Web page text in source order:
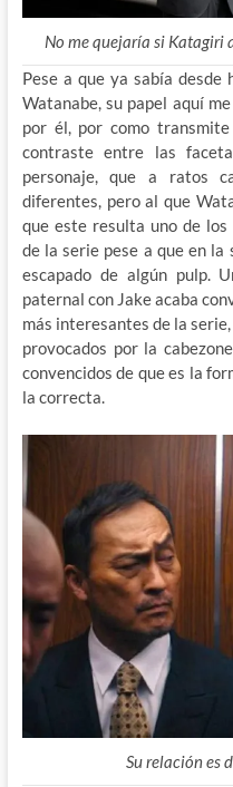
No me quejaría si Katagiri
Pese a que ya sabía
Watanabe, su papel aquí
por él, por como
contraste entre las
personaje, que a ratos
diferentes, pero al que
que este resulta uno de
de la serie pese a que en
escapado de algún pulp.
paternal con Jake acaba
más interesantes de la
provocados por la
convencidos de que es la
la correcta.
Su relación es